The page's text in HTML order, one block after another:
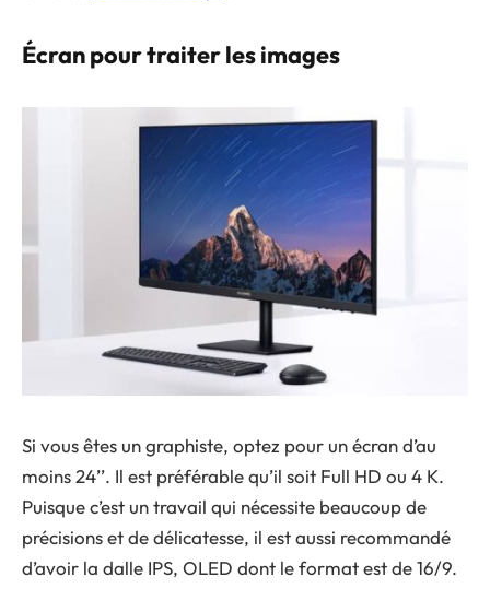
Écran pour traiter les images
Si vous êtes un graphiste, optez pour un écran d’au
moins 24’’. Il est préférable qu’il soit Full HD ou 4 K.
Puisque c’est un travail qui nécessite beaucoup de
précisions et de délicatesse, il est aussi recommandé
d’avoir la dalle IPS, OLED dont le format est de 16/9.